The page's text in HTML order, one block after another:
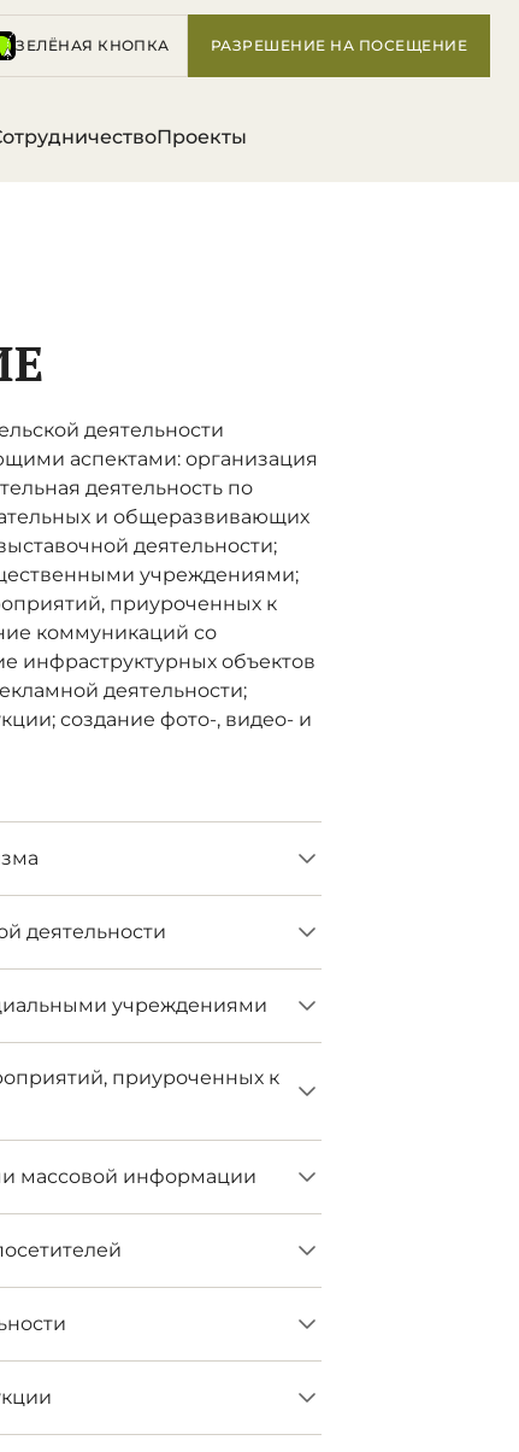
ЗЕЛЁНАЯ КНОПКА РАЗРЕШЕНИЕ НА ПОСЕЩЕНИЕ
Проекты
деятельности
аспектами: организация
деятельность по
и общеразвивающих
деятельности;
учреждениями;
приуроченных к
коммуникаций со
инфраструктурных объектов
деятельности;
создание фото-, видео- и
деятельности
учреждениями
приуроченных к
массовой информации